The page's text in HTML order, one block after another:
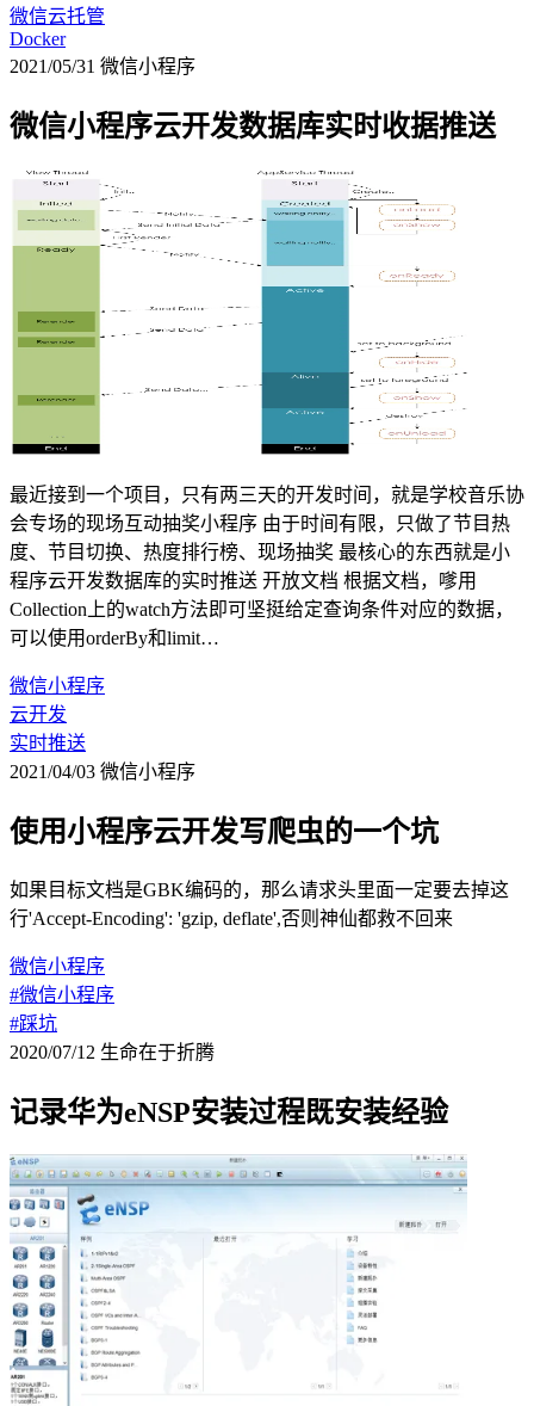
微信云托管
Docker
2021/05/31 微信小程序
微信小程序云开发数据库实时收据推送
最近接到一个项目，只有两三天的开发时间，就是学校音乐协
会专场的现场互动抽奖小程序 由于时间有限，只做了节目热
度、节目切换、热度排行榜、现场抽奖 最核心的东西就是小
程序云开发数据库的实时推送 开放文档 根据文档，嗲用
Collection上的watch方法即可坚挺给定查询条件对应的数据，
可以使用orderBy和limit…
微信小程序
云开发
实时推送
2021/04/03 微信小程序
使用小程序云开发写爬虫的一个坑
如果目标文档是GBK编码的，那么请求头里面一定要去掉这
行'Accept-Encoding': 'gzip, deflate',否则神仙都救不回来
微信小程序
#微信小程序
#踩坑
2020/07/12 生命在于折腾
记录华为eNSP安装过程既安装经验